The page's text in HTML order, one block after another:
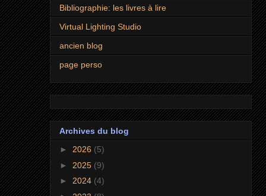
Bibliographie: les livres à lire
Virtual Lighting Studio
ancien blog
page perso
Archives du blog
► 2026 (5)
► 2025 (9)
► 2024 (4)